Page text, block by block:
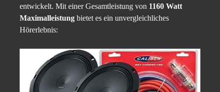
entwickelt. Mit einer Gesamtleistung von 1160 Watt
Maximalleistung bietet es ein unvergleichliches
Hörerlebnis: